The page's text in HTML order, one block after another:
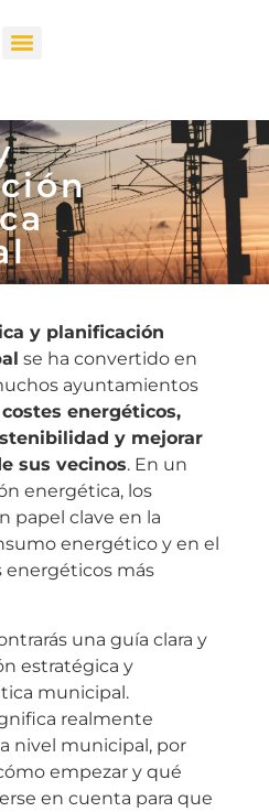
y planificación
se ha convertido en
ayuntamientos
energéticos,
y mejorar
sus vecinos. En un
energética, los
papel clave en la
energético y en el
energéticos más
una guía clara y
estratégica y
municipal.
realmente
nivel municipal, por
empezar y qué
en cuenta para que